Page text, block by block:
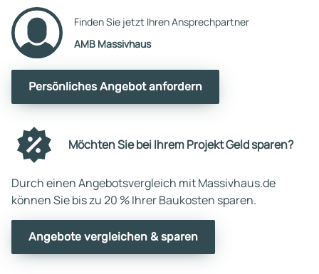
Finden Sie jetzt Ihren Ansprechpartner
AMB Massivhaus
Persönliches Angebot anfordern
Möchten Sie bei Ihrem Projekt Geld sparen?
Durch einen Angebotsvergleich mit Massivhaus.de
können Sie bis zu 20 % Ihrer Baukosten sparen.
Angebote vergleichen & sparen